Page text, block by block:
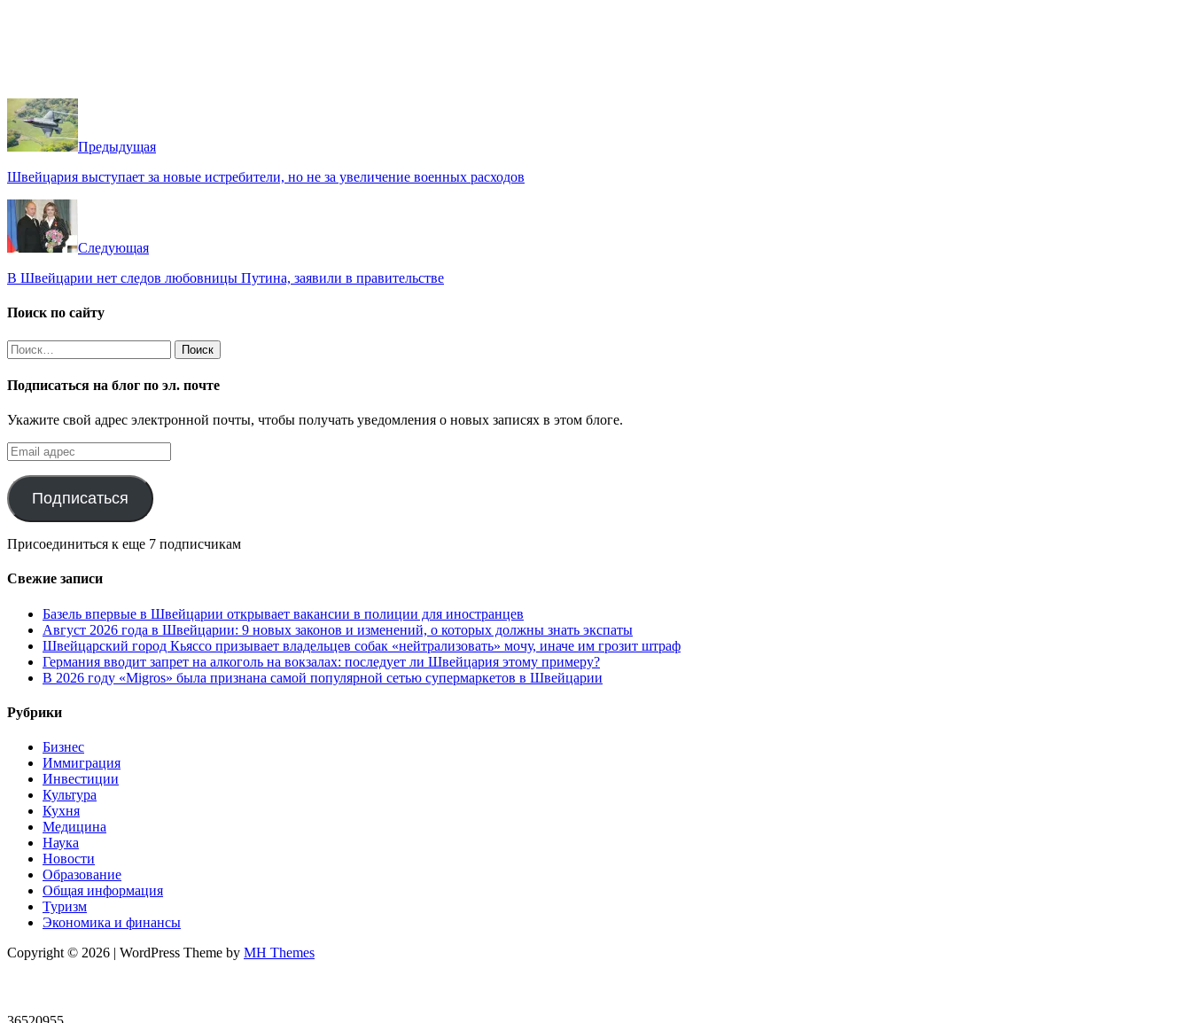
Предыдущая
Швейцария выступает за новые истребители, но не за увеличение военных расходов
Следующая
В Швейцарии нет следов любовницы Путина, заявили в правительстве
Поиск по сайту
Найти:
Подписаться на блог по эл. почте
Укажите свой адрес электронной почты, чтобы получать уведомления о новых записях в этом блоге.
Email
адрес
Подписаться
Присоединиться к еще 7 подписчикам
Свежие записи
Базель впервые в Швейцарии открывает вакансии в полиции для иностранцев
Август 2026 года в Швейцарии: 9 новых законов и изменений, о которых должны знать экспаты
Швейцарский город Кьяссо призывает владельцев собак «нейтрализовать» мочу, иначе им грозит штраф
Германия вводит запрет на алкоголь на вокзалах: последует ли Швейцария этому примеру?
В 2026 году «Migros» была признана самой популярной сетью супермаркетов в Швейцарии
Рубрики
Бизнес
Иммиграция
Инвестиции
Культура
Кухня
Медицина
Наука
Новости
Образование
Общая информация
Туризм
Экономика и финансы
Copyright © 2026 | WordPress Theme by MH Themes